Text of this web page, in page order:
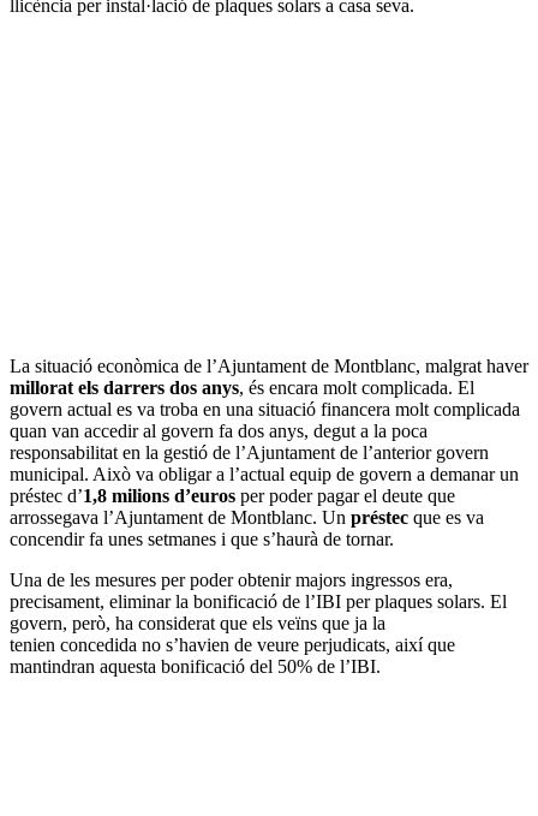
llicència per instal·lació de plaques solars a casa seva.
La situació econòmica de l’Ajuntament de Montblanc, malgrat haver
millorat els darrers dos anys, és encara molt complicada. El
govern actual es va troba en una situació financera molt complicada
quan van accedir al govern fa dos anys, degut a la poca
responsabilitat en la gestió de l’Ajuntament de l’anterior govern
municipal. Això va obligar a l’actual equip de govern a demanar un
préstec d’1,8 milions d’euros per poder pagar el deute que
arrossegava l’Ajuntament de Montblanc. Un préstec que es va
concendir fa unes setmanes i que s’haurà de tornar.
Una de les mesures per poder obtenir majors ingressos era,
precisament, eliminar la bonificació de l’IBI per plaques solars. El
govern, però, ha considerat que els veïns que ja la
tenien concedida no s’havien de veure perjudicats, així que
mantindran aquesta bonificació del 50% de l’IBI.